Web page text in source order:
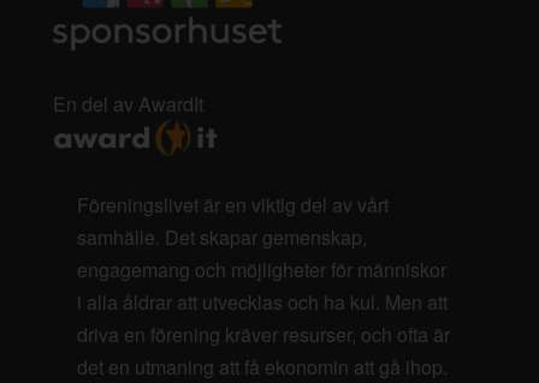
En del av AwardIt
Föreningslivet är en viktig del av vårt
samhälle. Det skapar gemenskap,
engagemang och möjligheter för människor
i alla åldrar att utvecklas och ha kul. Men att
driva en förening kräver resurser, och ofta är
det en utmaning att få ekonomin att gå ihop.